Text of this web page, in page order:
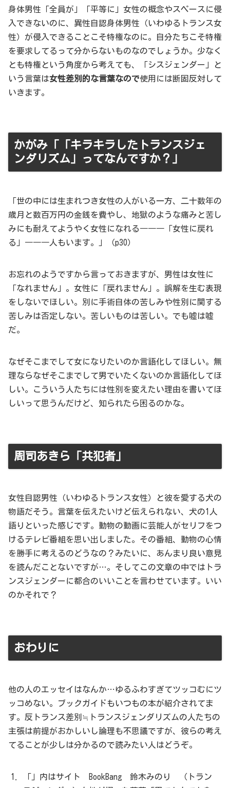
身体男性「全員が」「平等に」女性の概念やスペースに侵
入できないのに、異性自認身体男性（いわゆるトランス女
性）が侵入できることこそ特権なのに。自分たちこそ特権
を要求してるって分からないものなのでしょうか。少なく
とも特権という角度から考えても、「シスジェンダー」と
いう言葉は女性差別的な言葉なので使用には断固反対して
いきます。
かがみ「「キラキラしたトランスジェ
ンダリズム」ってなんですか？」
「世の中には生まれつき女性の人がいる一方、二十数年の
歳月と数百万円の金銭を費やし、地獄のような痛みと苦し
みにも耐えてようやく女性になれる―――「女性に戻れ
る」―――人もいます。」（p30）
お忘れのようですから言っておきますが、男性は女性に
「なれません」。女性に「戻れません」。誤解を生む表現
をしないでほしい。別に手術自体の苦しみや性別に関する
苦しみは否定しない。苦しいものは苦しい。でも嘘は嘘
だ。
なぜそこまでして女になりたいのか言語化してほしい。無
理ならなぜそこまでして男でいたくないのか言語化してほ
しい。こういう人たちには性別を変えたい理由を書いてほ
しいって思うんだけど、知られたら困るのかな。
周司あきら「共犯者」
女性自認男性（いわゆるトランス女性）と彼を愛する犬の
物語だそう。言葉を伝えたいけど伝えられない、犬の1人
語りといった感じです。動物の動画に芸能人がセリフをつ
けるテレビ番組を思い出しました。その番組、動物の心情
を勝手に考えるのどうなの？みたいに、あんまり良い意見
を読んだことないですが…。そしてこの文章の中ではトラ
ンスジェンダーに都合のいいことを言わせています。いい
のかそれで？
おわりに
他の人のエッセイはなんか…ゆるふわすぎてツッコむにツ
ッコめない。ブックガイドもいつもの本が紹介されてま
す。反トランス差別≒トランスジェンダリズムの人たちの
主張は前提がおかしいし論理も不思議ですが、彼らの考え
てることが少しは分かるので読みたい人はどうぞ。
「」内はサイト BookBang 鈴木みのり （トラン